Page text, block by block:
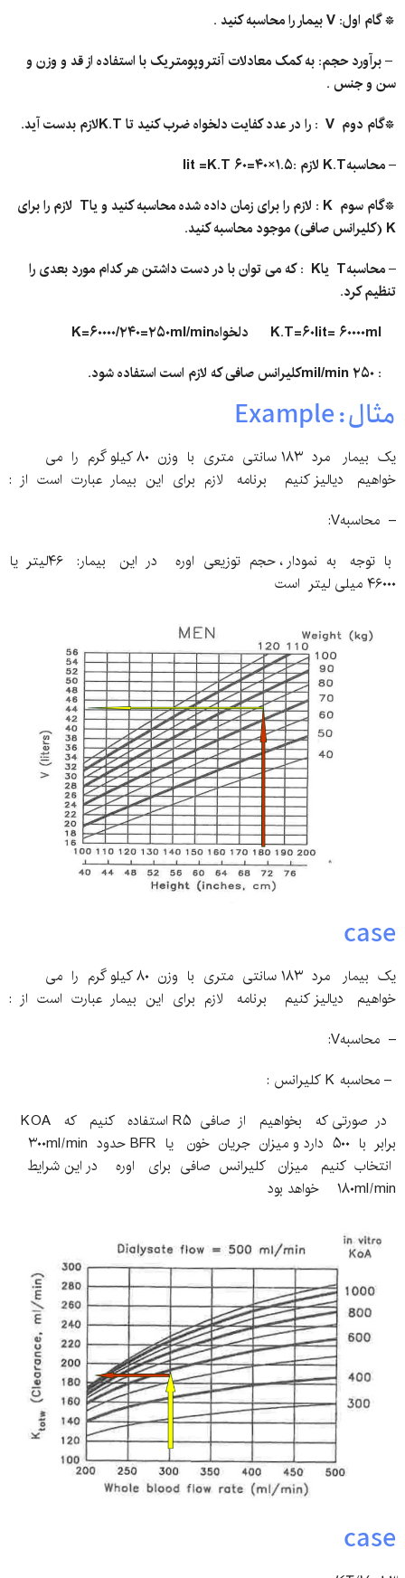
* گام اول: V بیمار را محاسبه کنید .
– برآورد حجم: به کمک معادلات آنتروپومتریک با استفاده از قد و وزن و
سن و جنس .
*گام دوم V : را در عدد کفایت دلخواه ضرب کنید تا K.Tلازم بدست آید.
– محاسبهK.T لازم :۱.۵×۴۰=۶۰ lit =K.T
*گام سوم K : لازم را برای زمان داده شده محاسبه کنید و یاT لازم را برای
K (کلیرانس صافی) موجود محاسبه کنید.
– محاسبهT یاK : که می توان با در دست داشتن هر کدام مورد بعدی را
تنظیم کرد.
: ۲۵۰ mil/minکلیرانس صافی که لازم است استفاده شود.
مثال: Example
یک بیمار مرد ۱۸۳ سانتی متری با وزن ۸۰ کیلو گرم را می
خواهیم دیالیز کنیم برنامه لازم برای این بیمار عبارت است از :
– محاسبهV:
با توجه به نمودار ، حجم توزیعی اوره در این بیمار: ۴۶لیتر یا
۴۶۰۰۰ میلی لیتر است
case
یک بیمار مرد ۱۸۳ سانتی متری با وزن ۸۰ کیلو گرم را می
خواهیم دیالیز کنیم برنامه لازم برای این بیمار عبارت است از :
– محاسبهV:
– محاسبه K کلیرانس :
در صورتی که بخواهیم از صافی R۵ استفاده کنیم که KOA
برابر با ۵۰۰ دارد و میزان جریان خون یا BFR حدود ۳۰۰ml/min
انتخاب کنیم میزان کلیرانس صافی برای اوره در این شرایط
۱۸۰ml/min خواهد بود
case